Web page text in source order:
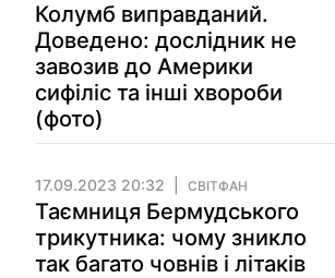
Колумб виправданий.
Доведено: дослідник не
завозив до Америки
сифіліс та інші хвороби
(фото)
17.09.2023 20:32 СВІТФАН
Таємниця Бермудського
трикутника: чому зникло
так багато човнів і літаків